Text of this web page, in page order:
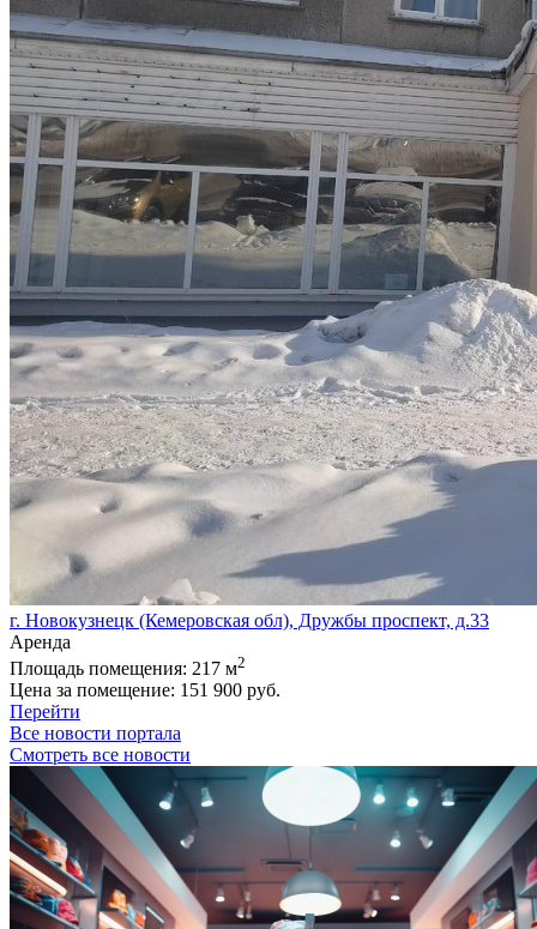
г. Новокузнецк (Кемеровская обл), Дружбы проспект, д.33
Аренда
Площадь помещения: 217 м2
Цена за помещение: 151 900 руб.
Перейти
Все новости портала
Смотреть все новости